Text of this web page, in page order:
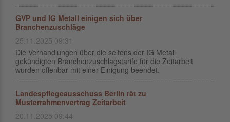
GVP und IG Metall einigen sich über
Branchenzuschläge
25.11.2025 09:31
Die Verhandlungen über die seitens der IG Metall
gekündigten Branchenzuschlagstarife für die Zeitarbeit
wurden offenbar mit einer Einigung beendet.
Landespflegeausschuss Berlin rät zu
Musterrahmenvertrag Zeitarbeit
20.11.2025 09:44